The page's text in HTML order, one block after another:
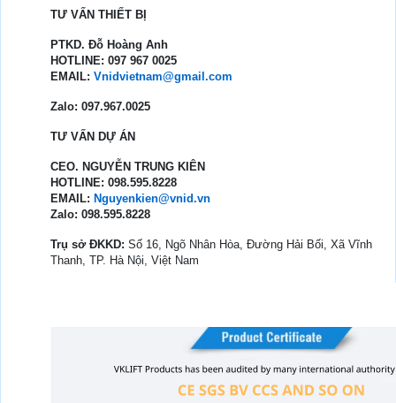
TƯ VẤN THIẾT BỊ
PTKD. Đỗ Hoàng Anh
HOTLINE: 097 967 0025
EMAIL: Vnidvietnam@gmail.com
Zalo: 097.967.0025
TƯ VẤN DỰ ÁN
CEO. NGUYỄN TRUNG KIÊN
HOTLINE: 098.595.8228
EMAIL: Nguyenkien@vnid.vn
Zalo: 098.595.8228
Trụ sở ĐKKD: Số 16, Ngõ Nhân Hòa, Đường Hải Bối, Xã Vĩnh
Thanh, TP. Hà Nội, Việt Nam